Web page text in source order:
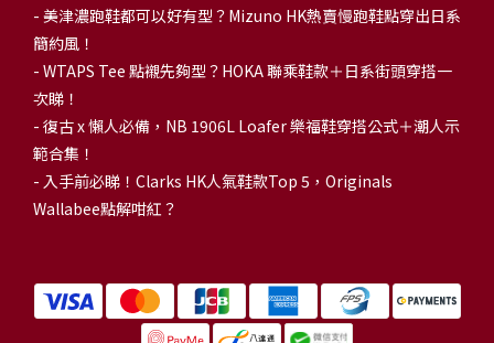
- 美津濃跑鞋都可以好有型？Mizuno HK熱賣慢跑鞋點穿出日系
簡約風！
- WTAPS Tee 點襯先夠型？HOKA 聯乘鞋款＋日系街頭穿搭一
次睇！
- 復古 x 懶人必備，NB 1906L Loafer 樂福鞋穿搭公式＋潮人示
範合集！
- 入手前必睇！Clarks HK人氣鞋款Top 5，Originals
Wallabee點解咁紅？